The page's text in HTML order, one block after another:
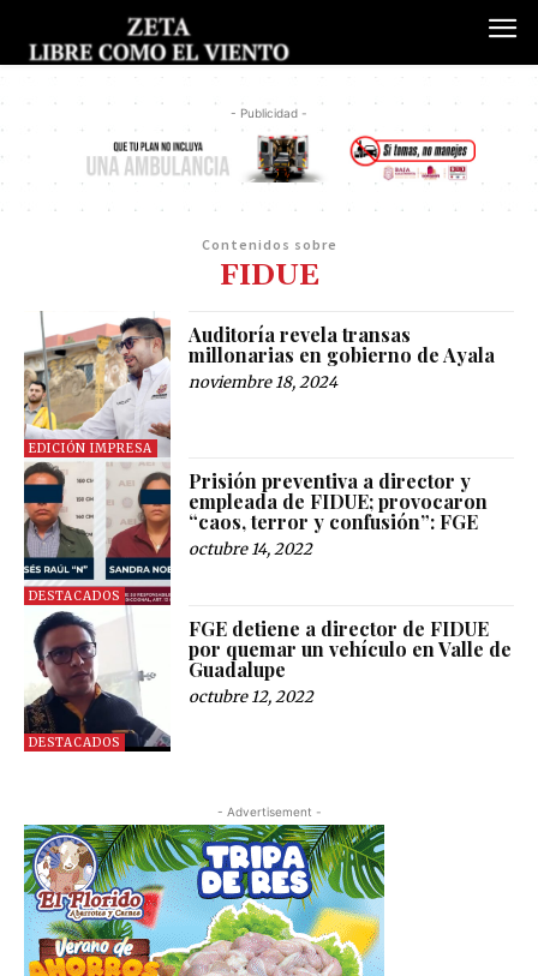
- Publicidad -
Contenidos sobre
FIDUE
EDICIÓN IMPRESA
Auditoría revela transas
millonarias en gobierno de Ayala
noviembre 18, 2024
DESTACADOS
Prisión preventiva a director y
empleada de FIDUE; provocaron
“caos, terror y confusión”: FGE
octubre 14, 2022
DESTACADOS
FGE detiene a director de FIDUE
por quemar un vehículo en Valle de
Guadalupe
octubre 12, 2022
- Advertisement -